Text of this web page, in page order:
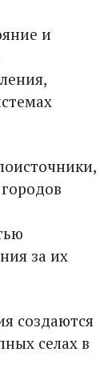
и
за их
создаются
селах в